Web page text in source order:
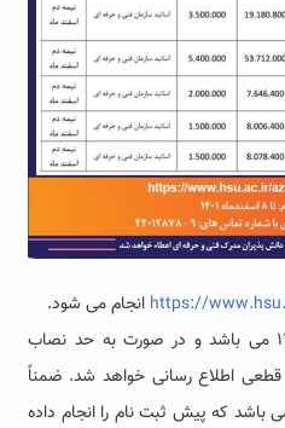
https:// انجام می شود.
مهلت پیش ثبت نام تا ۸-۱۲-۱۴۰۱ می باشد و در صورت به حد نصاب
اطلاع رسانی خواهد شد. ضمناً
باشد که پیش ثبت نام را انجام داده